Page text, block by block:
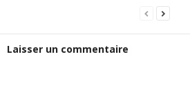
Laisser un commentaire